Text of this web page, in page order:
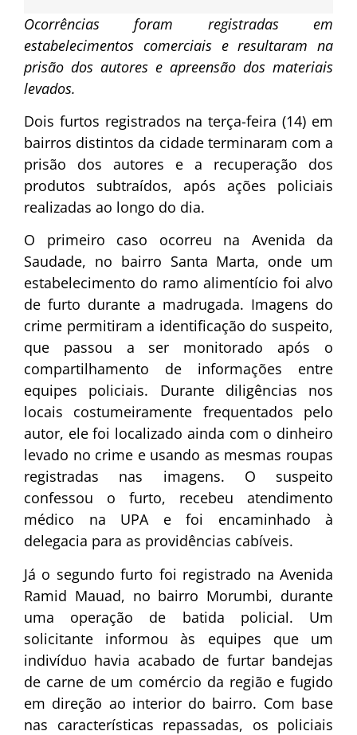
Ocorrências foram registradas em
estabelecimentos comerciais e resultaram na
prisão dos autores e apreensão dos materiais
levados.
Dois furtos registrados na terça-feira (14) em
bairros distintos da cidade terminaram com a
prisão dos autores e a recuperação dos
produtos subtraídos, após ações policiais
realizadas ao longo do dia.
O primeiro caso ocorreu na Avenida da
Saudade, no bairro Santa Marta, onde um
estabelecimento do ramo alimentício foi alvo
de furto durante a madrugada. Imagens do
crime permitiram a identificação do suspeito,
que passou a ser monitorado após o
compartilhamento de informações entre
equipes policiais. Durante diligências nos
locais costumeiramente frequentados pelo
autor, ele foi localizado ainda com o dinheiro
levado no crime e usando as mesmas roupas
registradas nas imagens. O suspeito
confessou o furto, recebeu atendimento
médico na UPA e foi encaminhado à
delegacia para as providências cabíveis.
Já o segundo furto foi registrado na Avenida
Ramid Mauad, no bairro Morumbi, durante
uma operação de batida policial. Um
solicitante informou às equipes que um
indivíduo havia acabado de furtar bandejas
de carne de um comércio da região e fugido
em direção ao interior do bairro. Com base
nas características repassadas, os policiais